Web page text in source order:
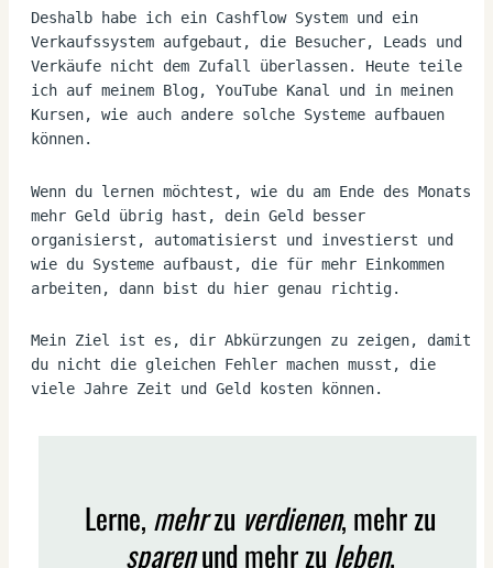
Deshalb habe ich ein Cashflow System und ein
Verkaufssystem aufgebaut, die Besucher, Leads und
Verkäufe nicht dem Zufall überlassen. Heute teile
ich auf meinem Blog, YouTube Kanal und in meinen
Kursen, wie auch andere solche Systeme aufbauen
können.
Wenn du lernen möchtest, wie du am Ende des Monats
mehr Geld übrig hast, dein Geld besser
organisierst, automatisierst und investierst und
wie du Systeme aufbaust, die für mehr Einkommen
arbeiten, dann bist du hier genau richtig.
Mein Ziel ist es, dir Abkürzungen zu zeigen, damit
du nicht die gleichen Fehler machen musst, die
viele Jahre Zeit und Geld kosten können.